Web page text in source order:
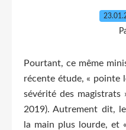
Pourtant, ce même
récente étude, « pointe
sévérité des magistrats
2019). Autrement dit,
la main plus lourde, et